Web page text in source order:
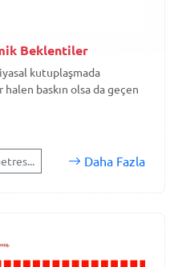
Beklentiler
kutuplaşmada
baskın olsa da geçen
Daha Fazla